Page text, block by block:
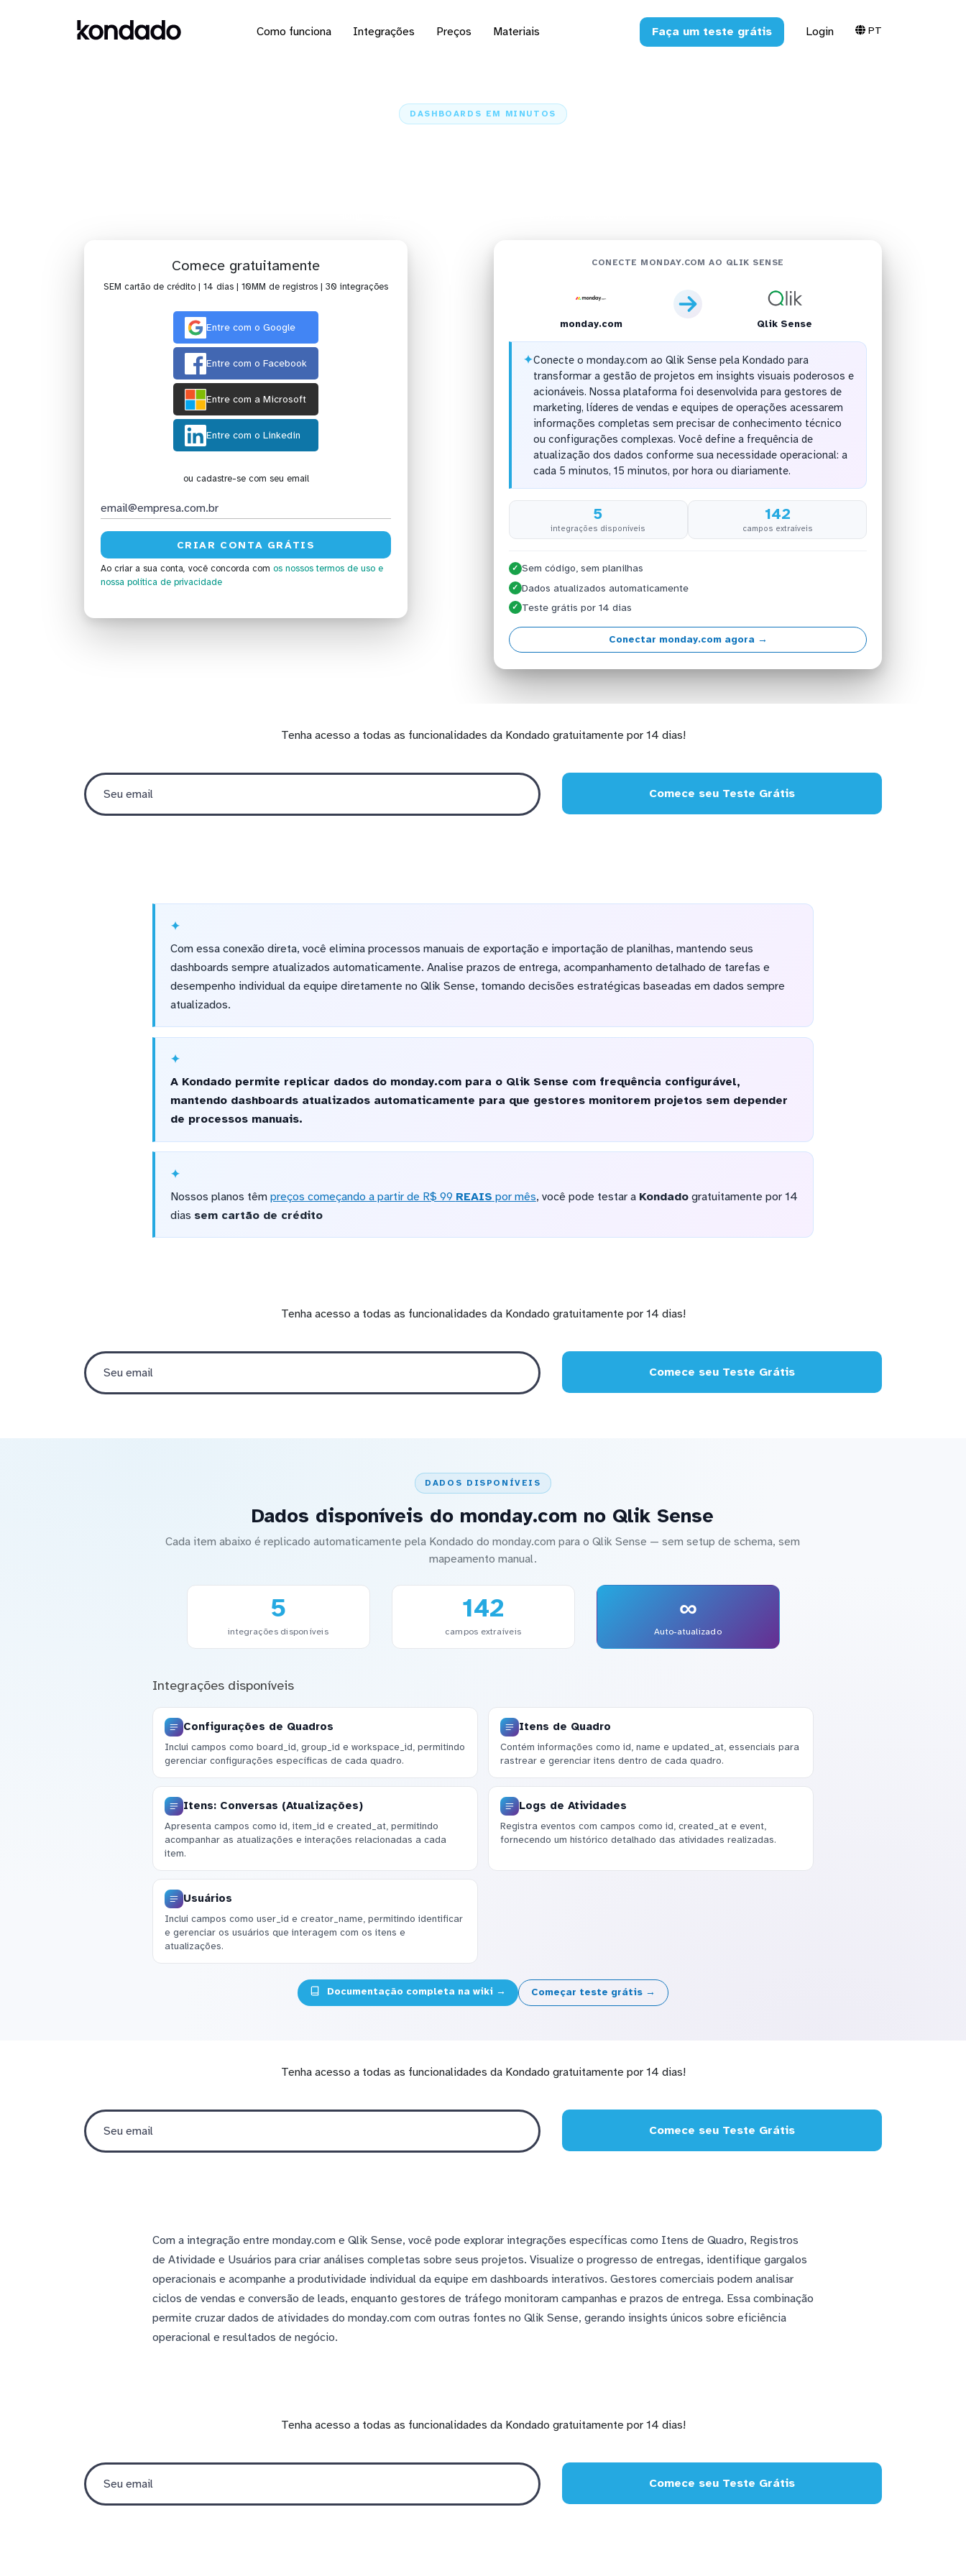
Como funciona Integrações Preços Materiais Faça um teste grátis Login PT
DASHBOARDS EM MINUTOS
Comece gratuitamente
SEM cartão de crédito | 14 dias | 10MM de registros | 30 integrações
Entre com o Google
Entre com o Facebook
Entre com a Microsoft
Entre com o Linkedin
ou cadastre-se com seu email
Ao criar a sua conta, você concorda com os nossos termos de uso e
nossa política de privacidade
CONECTE MONDAY.COM AO QLIK SENSE
monday.com Qlik Sense
✦Conecte o monday.com ao Qlik Sense pela Kondado para
transformar a gestão de projetos em insights visuais poderosos e
acionáveis. Nossa plataforma foi desenvolvida para gestores de
marketing, líderes de vendas e equipes de operações acessarem
informações completas sem precisar de conhecimento técnico
ou configurações complexas. Você define a frequência de
atualização dos dados conforme sua necessidade operacional: a
cada 5 minutos, 15 minutos, por hora ou diariamente.
5
integrações disponíveis
142
campos extraíveis
✓ Sem código, sem planilhas
✓ Dados atualizados automaticamente
✓ Teste grátis por 14 dias
Conectar monday.com agora →
Tenha acesso a todas as funcionalidades da Kondado gratuitamente por 14 dias!
Comece seu Teste Grátis
Com essa conexão direta, você elimina processos manuais de exportação e importação de planilhas, mantendo seus
dashboards sempre atualizados automaticamente. Analise prazos de entrega, acompanhamento detalhado de tarefas e
desempenho individual da equipe diretamente no Qlik Sense, tomando decisões estratégicas baseadas em dados sempre
atualizados.
A Kondado permite replicar dados do monday.com para o Qlik Sense com frequência configurável,
mantendo dashboards atualizados automaticamente para que gestores monitorem projetos sem depender
de processos manuais.
Nossos planos têm preços começando a partir de R$ 99 REAIS por mês, você pode testar a Kondadogratuitamente por 14
dias sem cartão de crédito
Tenha acesso a todas as funcionalidades da Kondado gratuitamente por 14 dias!
Comece seu Teste Grátis
DADOS DISPONÍVEIS
Dados disponíveis do monday.com no Qlik Sense
Cada item abaixo é replicado automaticamente pela Kondado do monday.com para o Qlik Sense — sem setup de schema, sem
mapeamento manual.
5
integrações disponíveis
142
campos extraíveis
∞
Auto-atualizado
Integrações disponíveis
Configurações de Quadros
Inclui campos como board_id, group_id e workspace_id, permitindo
gerenciar configurações específicas de cada quadro.
Itens de Quadro
Contém informações como id, name e updated_at, essenciais para
rastrear e gerenciar itens dentro de cada quadro.
Itens: Conversas (Atualizações)
Apresenta campos como id, item_id e created_at, permitindo
acompanhar as atualizações e interações relacionadas a cada
item.
Logs de Atividades
Registra eventos com campos como id, created_at e event,
fornecendo um histórico detalhado das atividades realizadas.
Usuários
Inclui campos como user_id e creator_name, permitindo identificar
e gerenciar os usuários que interagem com os itens e
atualizações.
Documentação completa na wiki → Começar teste grátis →
Tenha acesso a todas as funcionalidades da Kondado gratuitamente por 14 dias!
Comece seu Teste Grátis
Com a integração entre monday.com e Qlik Sense, você pode explorar integrações específicas como Itens de Quadro, Registros
de Atividade e Usuários para criar análises completas sobre seus projetos. Visualize o progresso de entregas, identifique gargalos
operacionais e acompanhe a produtividade individual da equipe em dashboards interativos. Gestores comerciais podem analisar
ciclos de vendas e conversão de leads, enquanto gestores de tráfego monitoram campanhas e prazos de entrega. Essa combinação
permite cruzar dados de atividades do monday.com com outras fontes no Qlik Sense, gerando insights únicos sobre eficiência
operacional e resultados de negócio.
Tenha acesso a todas as funcionalidades da Kondado gratuitamente por 14 dias!
Comece seu Teste Grátis